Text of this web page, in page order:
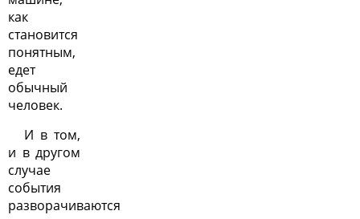
как
становится
понятным,
едет
обычный
человек.
И в том,
и в другом
случае
события
разворачиваются